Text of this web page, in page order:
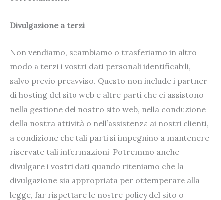
Divulgazione a terzi
Non vendiamo, scambiamo o trasferiamo in altro
modo a terzi i vostri dati personali identificabili,
salvo previo preavviso. Questo non include i partner
di hosting del sito web e altre parti che ci assistono
nella gestione del nostro sito web, nella conduzione
della nostra attività o nell’assistenza ai nostri clienti,
a condizione che tali parti si impegnino a mantenere
riservate tali informazioni. Potremmo anche
divulgare i vostri dati quando riteniamo che la
divulgazione sia appropriata per ottemperare alla
legge, far rispettare le nostre policy del sito o